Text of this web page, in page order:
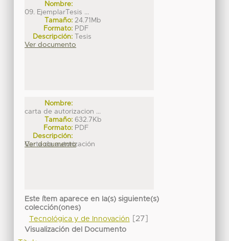
Nombre:
09. EjemplarTesis ...
Tamaño: 24.71Mb
Formato: PDF
Descripción:
Tesis
Ver documento
Nombre:
carta de autorizacion ...
Tamaño: 632.7Kb
Formato: PDF
Descripción:
Carta de autorización
Ver documento
Este ítem aparece en la(s) siguiente(s)
colección(ones)
Tecnológica y de Innovación
[27]
Visualización del Documento